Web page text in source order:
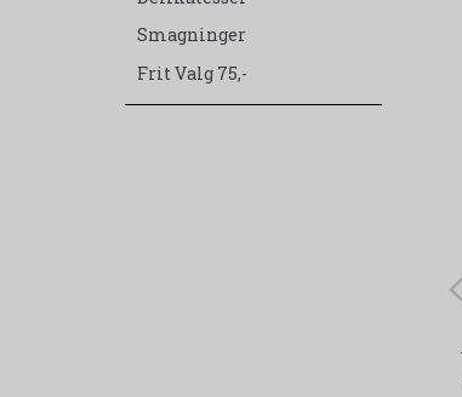
Smagninger
Frit Valg 75,-